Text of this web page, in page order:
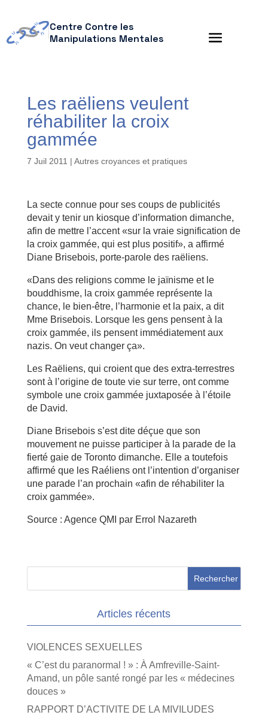
Centre Contre les
Manipulations Mentales
Les raëliens veulent
réhabiliter la croix
gammée
7 Juil 2011 | Autres croyances et pratiques
La secte connue pour ses coups de publicités
devait y tenir un kiosque d’information dimanche,
afin de mettre l’accent «sur la vraie signification de
la croix gammée, qui est plus positif», a affirmé
Diane Brisebois, porte-parole des raëliens.
«Dans des religions comme le jaïnisme et le
bouddhisme, la croix gammée représente la
chance, le bien-être, l’harmonie et la paix, a dit
Mme Brisebois. Lorsque les gens pensent à la
croix gammée, ils pensent immédiatement aux
nazis. On veut changer ça».
Les Raëliens, qui croient que des extra-terrestres
sont à l’origine de toute vie sur terre, ont comme
symbole une croix gammée juxtaposée à l’étoile
de David.
Diane Brisebois s’est dite déçue que son
mouvement ne puisse participer à la parade de la
fierté gaie de Toronto dimanche. Elle a toutefois
affirmé que les Raéliens ont l’intention d’organiser
une parade l’an prochain «afin de réhabiliter la
croix gammée».
Source : Agence QMI par Errol Nazareth
Articles récents
VIOLENCES SEXUELLES
« C’est du paranormal ! » : À Amfreville-Saint-
Amand, un pôle santé rongé par les « médecines
douces »
RAPPORT D’ACTIVITE DE LA MIVILUDES